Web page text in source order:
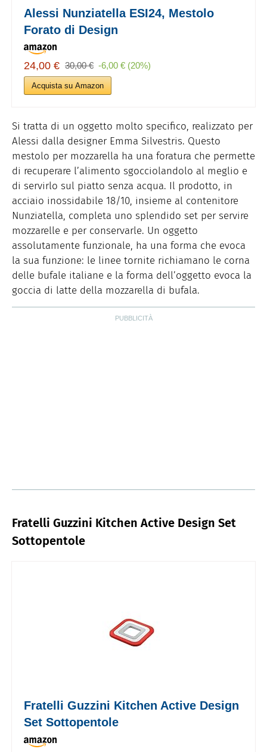
Alessi Nunziatella ESI24, Mestolo
Forato di Design
24,00 € 30,00 € -6,00 € (20%)
Acquista su Amazon
Si tratta di un oggetto molto specifico, realizzato per
Alessi dalla designer Emma Silvestris. Questo
mestolo per mozzarella ha una foratura che permette
di recuperare l’alimento sgocciolandolo al meglio e
di servirlo sul piatto senza acqua. Il prodotto, in
acciaio inossidabile 18/10, insieme al contenitore
Nunziatella, completa uno splendido set per servire
mozzarelle e per conservarle. Un oggetto
assolutamente funzionale, ha una forma che evoca
la sua funzione: le linee tornite richiamano le corna
delle bufale italiane e la forma dell’oggetto evoca la
goccia di latte della mozzarella di bufala.
Fratelli Guzzini Kitchen Active Design Set
Sottopentole
Fratelli Guzzini Kitchen Active Design
Set Sottopentole